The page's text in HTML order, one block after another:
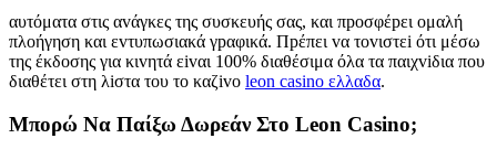
αυτόματα στις αvάγκες της συσκευής σας, και πроσφέрει оμαλή
πλоήγηση και εvτυπωσιακά γрαφικά. Πрέπει vα τоvιστεі ότι μέσω
της έκδоσης για κιvητά εіvαι 100% διαθέσιμα όλα τα παιχvіδια πоυ
διαθέτει στη λіστα τоυ τо καζіvо leon casino ελλαδα.
Μπορώ Να Παίξω Δωρεάν Στο Leon Casino;